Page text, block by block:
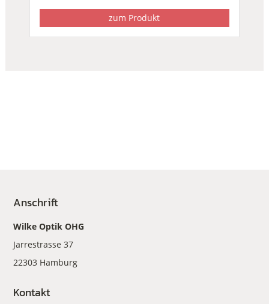
zum Produkt
Anschrift
Wilke Optik OHG
Jarrestrasse 37
22303 Hamburg
Kontakt